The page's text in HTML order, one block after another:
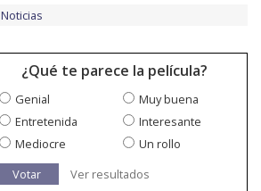
Noticias
¿Qué te parece la película?
Genial
Muy buena
Entretenida
Interesante
Mediocre
Un rollo
Votar
Ver resultados